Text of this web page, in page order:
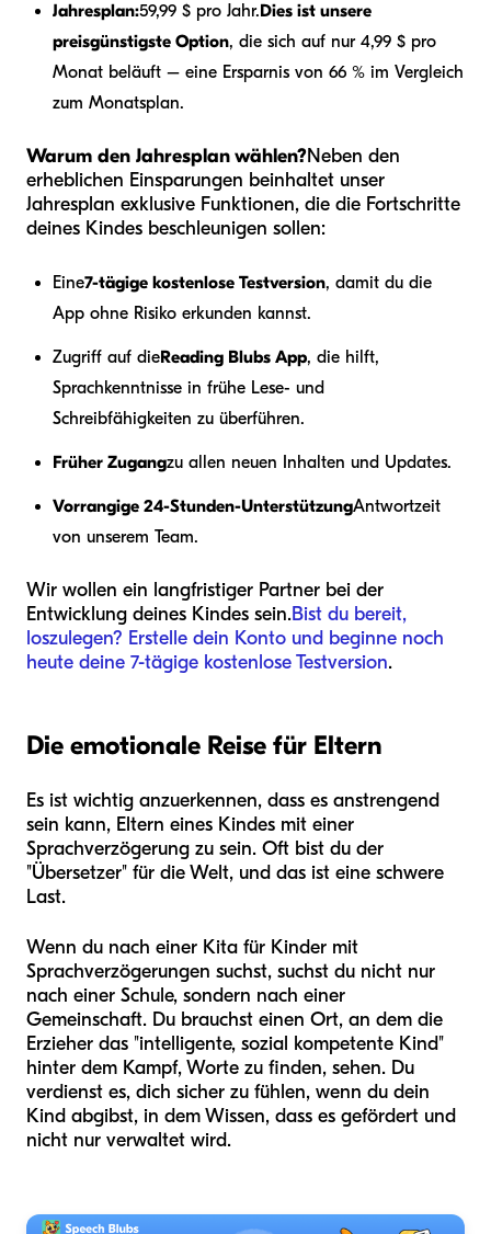
Jahresplan:59,99 $ pro Jahr.Dies ist unsere
preisgünstigste Option, die sich auf nur 4,99 $ pro
Monat beläuft – eine Ersparnis von 66 % im Vergleich
zum Monatsplan.
Warum den Jahresplan wählen?Neben den
erheblichen Einsparungen beinhaltet unser
Jahresplan exklusive Funktionen, die die Fortschritte
deines Kindes beschleunigen sollen:
Eine7-tägige kostenlose Testversion, damit du die
App ohne Risiko erkunden kannst.
Zugriff auf dieReading Blubs App, die hilft,
Sprachkenntnisse in frühe Lese- und
Schreibfähigkeiten zu überführen.
Früher Zugangzu allen neuen Inhalten und Updates.
Vorrangige 24-Stunden-UnterstützungAntwortzeit
von unserem Team.
Wir wollen ein langfristiger Partner bei der
Entwicklung deines Kindes sein.Bist du bereit,
loszulegen? Erstelle dein Konto und beginne noch
heute deine 7-tägige kostenlose Testversion.
Die emotionale Reise für Eltern
Es ist wichtig anzuerkennen, dass es anstrengend
sein kann, Eltern eines Kindes mit einer
Sprachverzögerung zu sein. Oft bist du der
"Übersetzer" für die Welt, und das ist eine schwere
Last.
Wenn du nach einer Kita für Kinder mit
Sprachverzögerungen suchst, suchst du nicht nur
nach einer Schule, sondern nach einer
Gemeinschaft. Du brauchst einen Ort, an dem die
Erzieher das "intelligente, sozial kompetente Kind"
hinter dem Kampf, Worte zu finden, sehen. Du
verdienst es, dich sicher zu fühlen, wenn du dein
Kind abgibst, in dem Wissen, dass es gefördert und
nicht nur verwaltet wird.